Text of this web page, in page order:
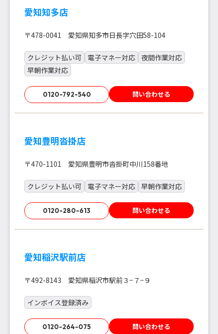
愛知知多店
〒478-0041 愛知県知多市日長字穴田58-104
クレジット払い可 電子マネー対応
夜間作業対応
早朝作業対応
0120-792-540 問い合わせる
愛知豊明沓掛店
〒470-1101 愛知県豊明市沓掛町中川158番地
クレジット払い可 電子マネー対応 早朝作業対応
0120-280-613 問い合わせる
愛知稲沢駅前店
〒492-8143 愛知県稲沢市駅前３−７−９
インボイス登録済み
0120-264-075 問い合わせる